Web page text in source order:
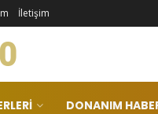
İletişim
DONANIM